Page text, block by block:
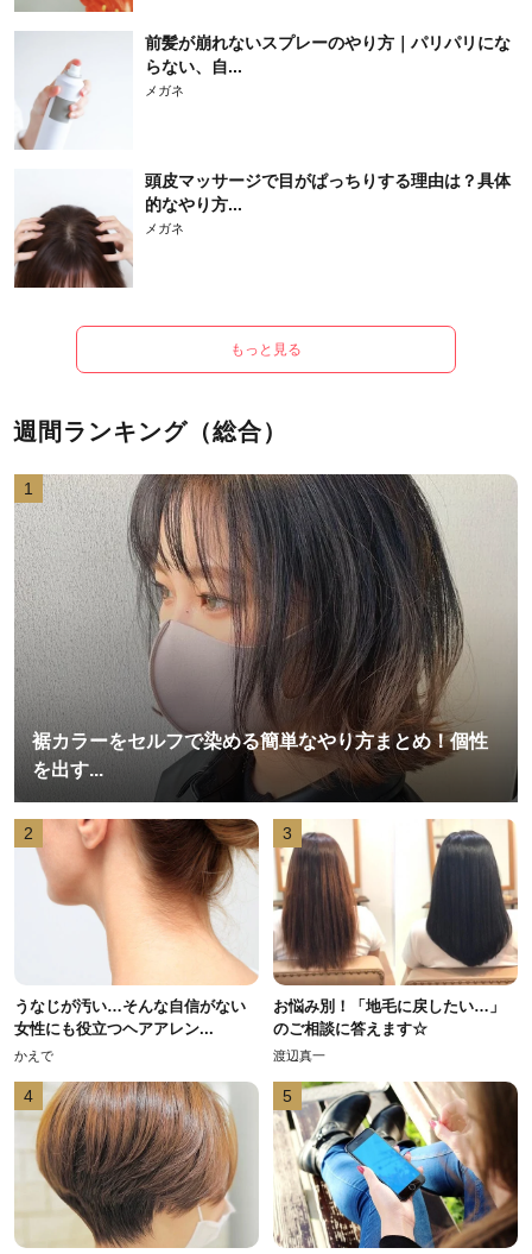
前髪が崩れないスプレーのやり方｜パリパリにな
らない、自...
メガネ
頭皮マッサージで目がぱっちりする理由は？具体
的なやり方...
メガネ
もっと見る
週間ランキング（総合）
1
裾カラーをセルフで染める簡単なやり方まとめ！個性
を出す...
2
うなじが汚い…そんな自信がない
女性にも役立つヘアアレン...
かえで
3
お悩み別！「地毛に戻したい…」
のご相談に答えます☆
渡辺真一
4 5